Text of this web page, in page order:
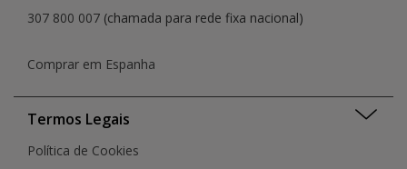
307 800 007 (chamada para rede fixa nacional)
Comprar em Espanha
Termos Legais
Política de Cookies